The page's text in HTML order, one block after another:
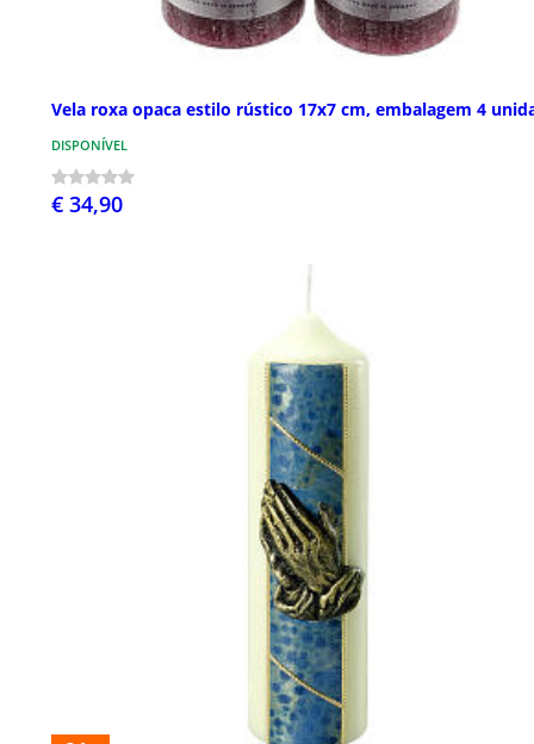
Vela roxa opaca estilo rústico 17x7 cm, embalagem 4
DISPONÍVEL
€ 34,90